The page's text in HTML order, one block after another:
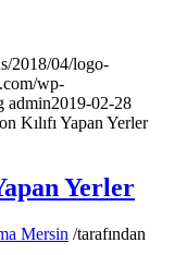
2018/04/logo-
wp-
admin2019-02-28
Kılıfı Yapan Yerler
Yerler
Mersin /tarafından